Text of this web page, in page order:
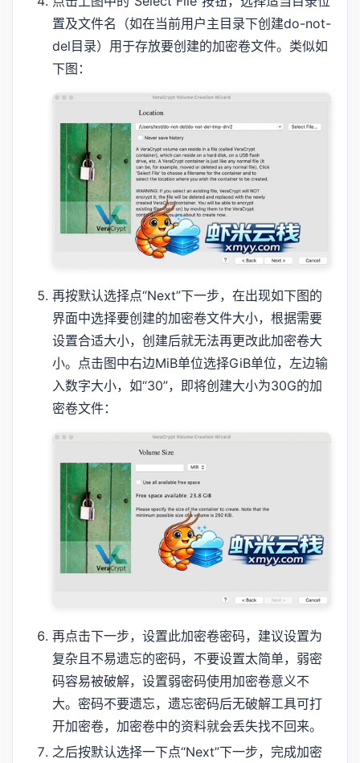
置及文件名（如在当前用户主目录下创建do-not-
del目录）用于存放要创建的加密卷文件。类似如
下图：
再按默认选择点“Next”下一步，在出现如下图的
界面中选择要创建的加密卷文件大小，根据需要
设置合适大小，创建后就无法再更改此加密卷大
小。点击图中右边MiB单位选择GiB单位，左边输
入数字大小，如“30”，即将创建大小为30G的加
密卷文件：
再点击下一步，设置此加密卷密码，建议设置为
复杂且不易遗忘的密码，不要设置太简单，弱密
码容易被破解，设置弱密码使用加密卷意义不
大。密码不要遗忘，遗忘密码后无破解工具可打
开加密卷，加密卷中的资料就会丢失找不回来。
之后按默认选择一下点“Next”下一步，完成加密